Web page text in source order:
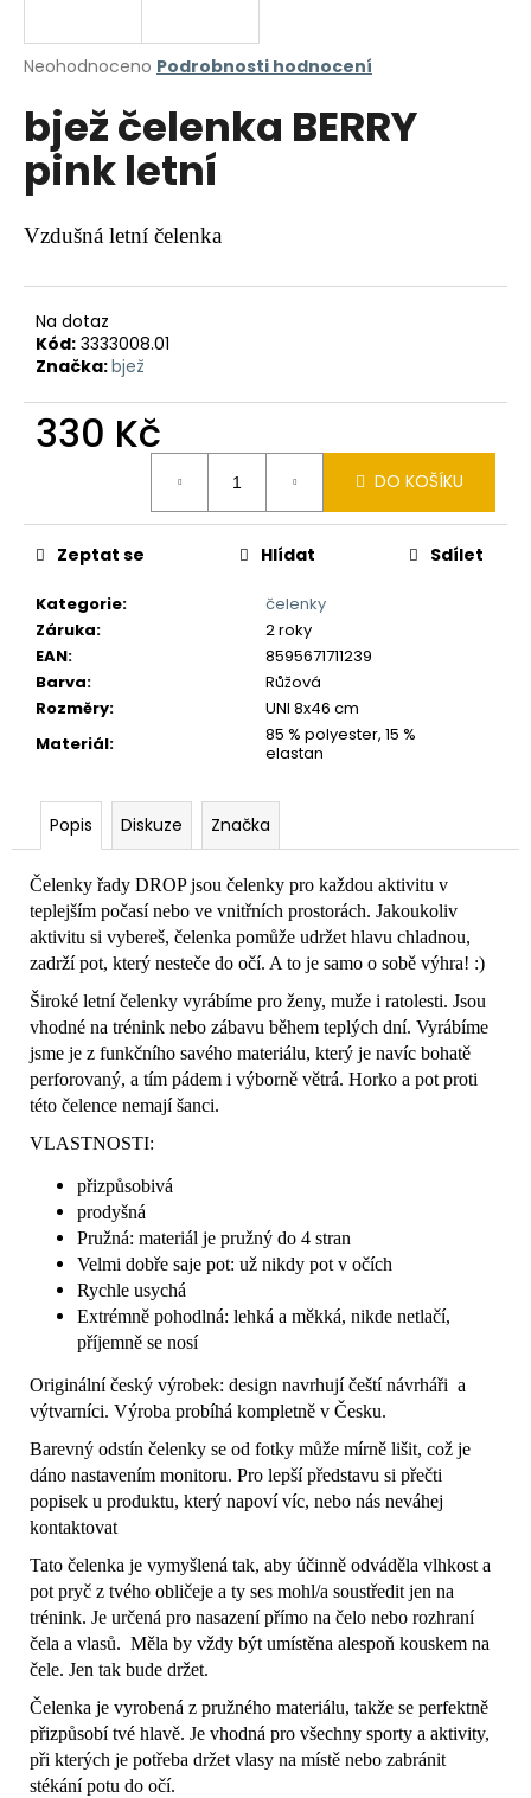
Průměrné
produktu
je
5
hvězdiček.
Neohodnoceno Podrobnosti hodnocení
bjež čelenka BERRY
pink letní
Vzdušná letní čelenka
Na dotaz
Kód: 3333008.01
Značka:bjež
330 Kč
DO KOŠÍKU
Kategorie:
čelenky
Záruka:
2 roky
EAN:
8595671711239
Barva:
Růžová
Rozměry:
UNI 8x46 cm
Materiál:
85 % polyester, 15 %
elastan
Zeptat se Hlídat Sdílet
Popis Diskuze Značka
Čelenky řady DROP jsou čelenky pro každou aktivitu v
teplejším počasí nebo ve vnitřních prostorách. Jakoukoliv
aktivitu si vybereš, čelenka pomůže udržet hlavu chladnou,
zadrží pot, který nesteče do očí. A to je samo o sobě výhra! :)
Široké letní čelenky vyrábíme pro ženy, muže i ratolesti. Jsou
vhodné na trénink nebo zábavu během teplých dní. Vyrábíme
jsme je z funkčního savého materiálu, který je navíc bohatě
perforovaný, a tím pádem i výborně větrá. Horko a pot proti
této čelence nemají šanci.
VLASTNOSTI:
přizpůsobivá
prodyšná
Pružná: materiál je pružný do 4 stran
Velmi dobře saje pot: už nikdy pot v očích
Rychle usychá
Extrémně pohodlná: lehká a měkká, nikde netlačí,
příjemně se nosí
Originální český výrobek: design navrhují čeští návrháři a
výtvarníci. Výroba probíhá kompletně v Česku.
Barevný odstín čelenky se od fotky může mírně lišit, což je
dáno nastavením monitoru. Pro lepší představu si přečti
popisek u produktu, který napoví víc, nebo nás neváhej
kontaktovat
Tato čelenka je vymyšlená tak, aby účinně odváděla vlhkost a
pot pryč z tvého obličeje a ty ses mohl/a soustředit jen na
trénink. Je určená pro nasazení přímo na čelo nebo rozhraní
čela a vlasů. Měla by vždy být umístěna alespoň kouskem na
čele. Jen tak bude držet.
Čelenka je vyrobená z pružného materiálu, takže se perfektně
přizpůsobí tvé hlavě. Je vhodná pro všechny sporty a aktivity,
při kterých je potřeba držet vlasy na místě nebo zabránit
stékání potu do očí.
j
t
?
D
o
p
č
u
e
m
e